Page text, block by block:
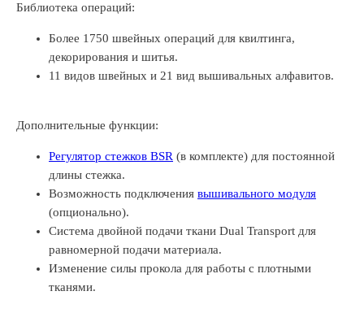
Библиотека операций:
Более 1750 швейных операций для квилтинга,
декорирования и шитья.
11 видов швейных и 21 вид вышивальных алфавитов.
Дополнительные функции:
Регулятор стежков BSR (в комплекте) для постоянной
длины стежка.
Возможность подключения вышивального модуля
(опционально).
Система двойной подачи ткани Dual Transport для
равномерной подачи материала.
Изменение силы прокола для работы с плотными
тканями.